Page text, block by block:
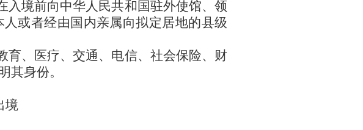
入境前向中华人民共和国驻外使馆、领
或者经由国内亲属向拟定居地的县级
育、医疗、交通、电信、社会保险、财
其身份。
境